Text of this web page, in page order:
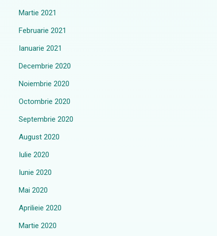
Martie 2021
Februarie 2021
Ianuarie 2021
Decembrie 2020
Noiembrie 2020
Octombrie 2020
Septembrie 2020
August 2020
Iulie 2020
Iunie 2020
Mai 2020
Aprilieie 2020
Martie 2020